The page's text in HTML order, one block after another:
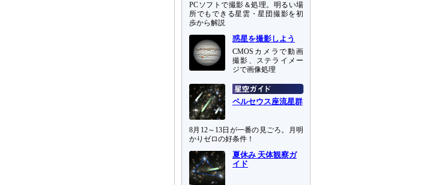
PCソフトで撮影＆処理。明るい場
所でもできる星雲・星団撮影を初
歩から解説
惑星を撮影しよう
CMOSカメラで動画
撮影、ステライメー
ジで画像処理
ペルセウス座流星群
8月12～13日が一番の見ごろ。月明
かりゼロの好条件！
夏休み 天体観察ガ
イド